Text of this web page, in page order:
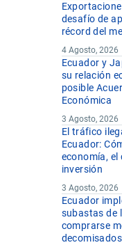
desafío de
récord del
4 Agosto, 2026
Ecuador y
su relación
posible
Económica
3 Agosto, 2026
El tráfico
Ecuador:
economía, el
inversión
3 Agosto, 2026
Ecuador
subastas de
comprarse